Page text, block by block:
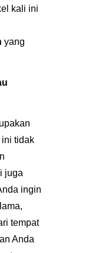
kali ini
yang
tidak
juga
ingin
tempat
Anda